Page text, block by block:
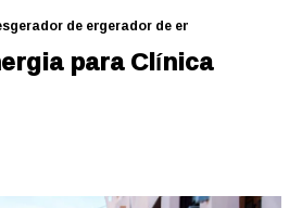
gerador de energia para clinica campo belo
gerador de energia para
para Clínica